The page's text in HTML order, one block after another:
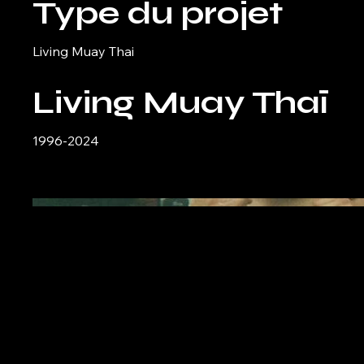
Type du projet
Living Muay Thai
Living Muay Thaï
1996-2024